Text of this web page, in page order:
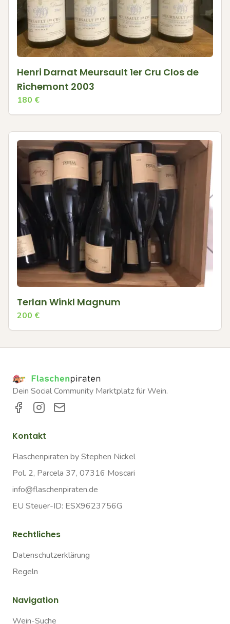
Henri Darnat Meursault 1er Cru Clos de
Richemont 2003
180 €
Terlan Winkl Magnum
200 €
Dein Social Community Marktplatz für Wein.
Kontakt
Flaschenpiraten by Stephen Nickel
Pol. 2, Parcela 37, 07316 Moscari
info@flaschenpiraten.de
EU Steuer-ID: ESX9623756G
Rechtliches
Datenschutzerklärung
Regeln
Navigation
Wein-Suche